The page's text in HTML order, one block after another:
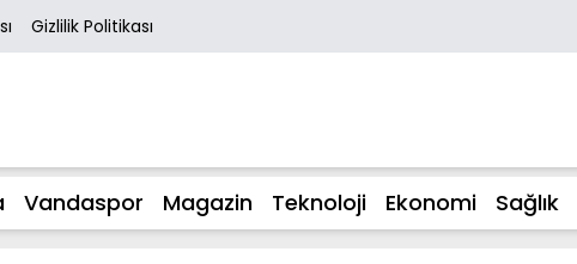
Gizlilik Politikası
Vandaspor Magazin Teknoloji Ekonomi Sağlık